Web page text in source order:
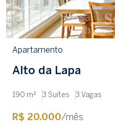
Apartamento
Alto da Lapa
190 m² 3 Suítes 3 Vagas
R$ 20.000/mês